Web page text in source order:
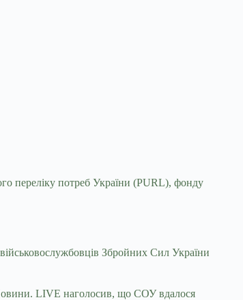
переліку потреб України (PURL), фонду
Збройних Сил України
LIVE наголосив, що СОУ вдалося